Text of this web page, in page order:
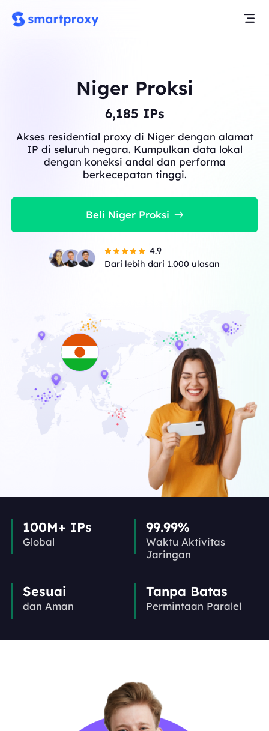
Niger Proksi
6,185 IPs
Akses residential proxy di Niger dengan alamat
IP di seluruh negara. Kumpulkan data lokal
dengan koneksi andal dan performa
berkecepatan tinggi.
Beli Niger Proksi
4.9
Dari lebih dari 1.000 ulasan
100M+ IPs
Global
99.99%
Waktu Aktivitas
Jaringan
Sesuai
dan Aman
Tanpa Batas
Permintaan Paralel